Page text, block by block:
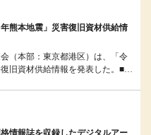
熊本地震」災害復旧資材供給情
（本部：東京都港区）は、「令
旧資材供給情報を発表した。■概
情報誌を収録したデジタルアー